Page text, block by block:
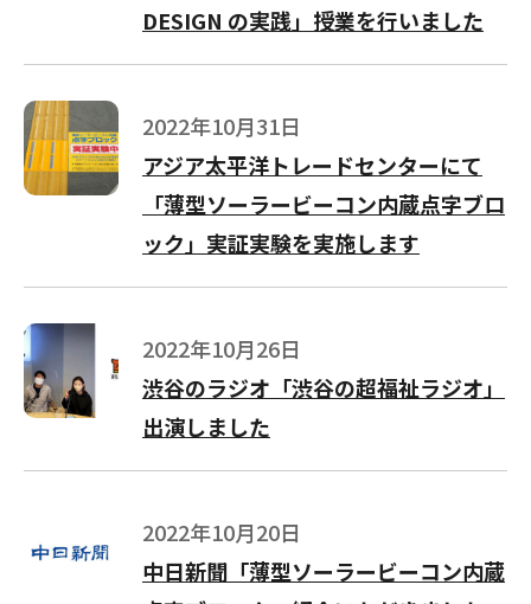
DESIGN の実践」授業を行いました
2022年10月31日
アジア太平洋トレードセンターにて
「薄型ソーラービーコン内蔵点字ブロ
ック」実証実験を実施します
2022年10月26日
渋谷のラジオ「渋谷の超福祉ラジオ」
出演しました
2022年10月20日
中日新聞「薄型ソーラービーコン内蔵